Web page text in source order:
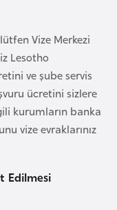
Vize Merkezi
Lesotho
ve şube servis
ücretini sizlere
kurumların banka
vize evraklarınız
Edilmesi